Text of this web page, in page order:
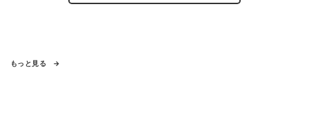
もっと見る